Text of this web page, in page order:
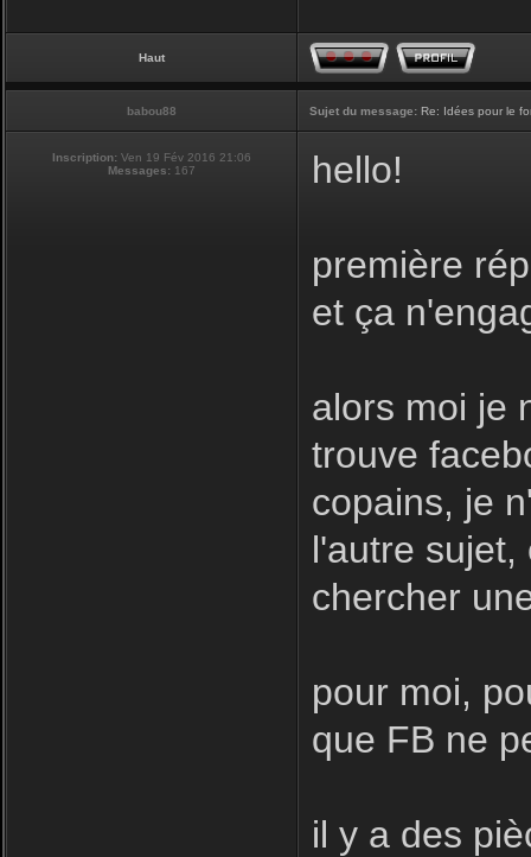
Haut
babou88 Sujet du message: Re: Idées pour le
Inscription: Ven 19 Fév 2016 21:06
Messages: 167 hello!
première
et ça
alors moi je
trouve
copains, je
l'autre
chercher
pour moi,
que FB ne
il y a des